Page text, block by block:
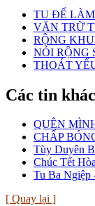
TU ĐỂ
VĂN TRỮ
RỘNG
NÓI RỘNG
THOÁT
Các tin khác
QUÊN
CHẤP
Tùy Duyên
Chúc Tết
Tu Ba Ngiệp
[ Quay lại ]